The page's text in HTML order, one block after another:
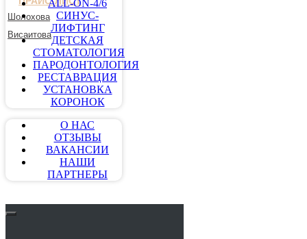
Шолохова
Висаитова
ALL-ON-4/6
СИНУС-
ЛИФТИНГ
ДЕТСКАЯ
СТОМАТОЛОГИЯ
ПАРОДОНТОЛОГИЯ
РЕСТАВРАЦИЯ
УСТАНОВКА
КОРОНОК
О НАС
ОТЗЫВЫ
ВАКАНСИИ
НАШИ
ПАРТНЕРЫ